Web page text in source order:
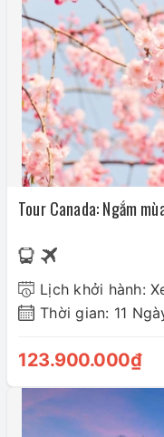
Tour Canada: Ngắm
Lịch khởi hành:
Thời gian: 11
123.900.000₫